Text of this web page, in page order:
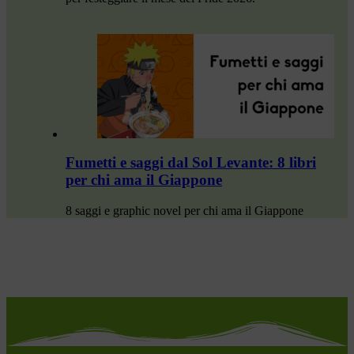
Fumetti e saggi dal Sol Levante: 8 libri
per chi ama il Giappone
8 saggi e graphic novel per chi ama il Giappone